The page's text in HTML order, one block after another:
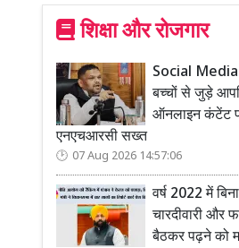
शिक्षा और रोजगार
Social
बच्चों से जुड़े
ऑनलाइन कंटेंट
एनएचआरसी सख्त
07 Aug 2026 14:57:06
वर्ष 2022 में बिना
चारदीवारी और
बैठकर पढ़ने को